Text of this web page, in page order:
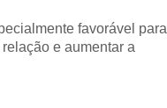
favorável para
e aumentar a